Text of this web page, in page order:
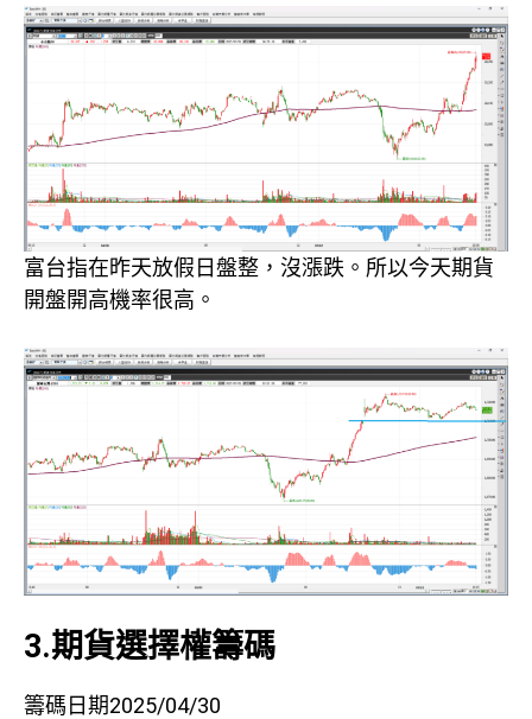
富台指在昨天放假日盤整，沒漲跌。所以今天期貨
開盤開高機率很高。
3.期貨選擇權籌碼
籌碼日期2025/04/30